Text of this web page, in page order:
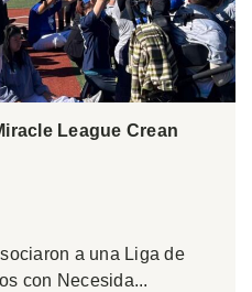
League Crean
a una Liga de
con Necesida...